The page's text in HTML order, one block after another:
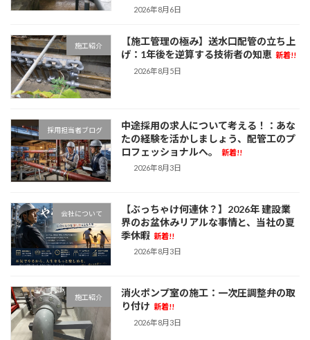
2026年8月6日
施工紹介
【施工管理の極み】送水口配管の立ち上
げ：1年後を逆算する技術者の知恵 新着!!
2026年8月5日
採用担当者ブログ
中途採用の求人について考える！：あな
たの経験を活かしましょう、配管工のプ
ロフェッショナルへ。
新着!!
2026年8月3日
会社について
【ぶっちゃけ何連休？】2026年 建設業
界のお盆休みリアルな事情と、当社の夏
季休暇 新着!!
2026年8月3日
施工紹介
消火ポンプ室の施工：一次圧調整弁の取
り付け 新着!!
2026年8月3日